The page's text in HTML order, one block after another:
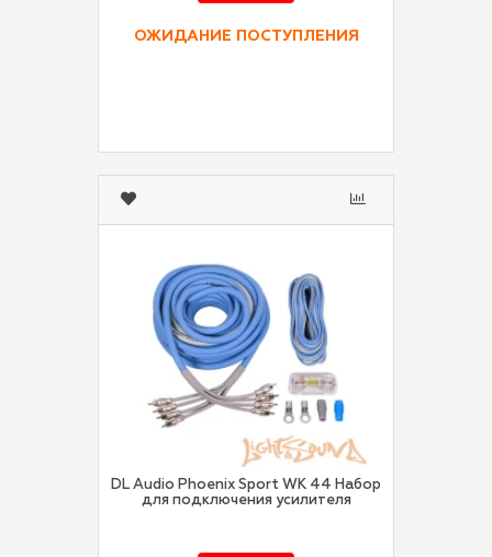
ОЖИДАНИЕ ПОСТУПЛЕНИЯ
DL Audio Phoenix Sport WK 44 Набор
для подключения усилителя